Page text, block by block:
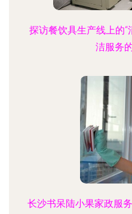
探访餐饮具生产线上的“
洁服务
长沙书呆陆小果家政服